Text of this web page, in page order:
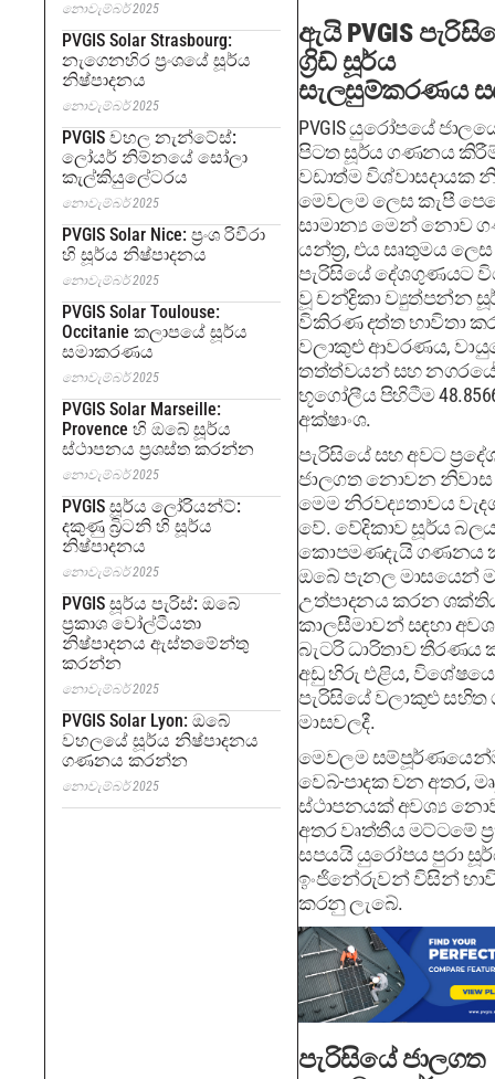
නොවැම්බර් 2025
PVGIS Solar Strasbourg:
නැගෙනහිර ප්‍රංශයේ සූර්ය
නිෂ්පාදනය
නොවැම්බර් 2025
PVGIS වහල නැන්ටේස්:
ලෝයර් නිම්නයේ සෝලා
කැල්කියුලේටරය
නොවැම්බර් 2025
PVGIS Solar Nice: ප්‍රංශ රිවීරා
හි සූර්ය නිෂ්පාදනය
නොවැම්බර් 2025
PVGIS Solar Toulouse:
Occitanie කලාපයේ සූර්ය
සමාකරණය
නොවැම්බර් 2025
PVGIS Solar Marseille:
Provence හි ඔබේ සූර්ය
ස්ථාපනය ප්‍රශස්ත කරන්න
නොවැම්බර් 2025
PVGIS සූර්ය ලෝරියන්ට්:
දකුණු බ්‍රිටනි හි සූර්ය
නිෂ්පාදනය
නොවැම්බර් 2025
PVGIS සූර්ය පැරිස්: ඔබේ
ප්‍රකාශ වෝල්ටීයතා
නිෂ්පාදනය ඇස්තමේන්තු
කරන්න
නොවැම්බර් 2025
PVGIS Solar Lyon: ඔබේ
වහලයේ සූර්ය නිෂ්පාදනය
ගණනය කරන්න
නොවැම්බර් 2025
ඇයි PVGIS
ග්‍රිඩ් සූර්ය
සැලසුම්කරණය
PVGIS යුරෝපයේ
පිටත සූර්ය ගණනය කිරීම්
වඩාත්ම විශ්වාසදායක
මෙවලම ලෙස කැපී
සාමාන්‍ය මෙන් නොව
යන්ත්‍ර, එය සෘතුමය
පැරිසියේ දේශගුණයට
වූ චන්ද්‍රිකා ව්‍යුත්පන්න
විකිරණ දත්ත භාවිතා
වලාකුළු ආවරණය,
තත්ත්වයන් සහ නගරයේ
භූගෝලීය පිහිටීම
අක්ෂාංශ.
පැරිසියේ සහ අවට
ජාලගත නොවන නිවාස
මෙම නිරවද්‍යතාවය
වේ. වේදිකාව සූර්ය
කොපමණදැයි ගණනය
ඔබේ පැනල මාසයෙන්
උත්පාදනය කරන
කාලසීමාවන් සඳහා
බැටරි ධාරිතාව තීරණය
අඩු හිරු එළිය,
පැරිසියේ වලාකුළු සහිත
මාසවලදී.
මෙවලම
වෙබ්-පාදක වන අතර,
ස්ථාපනයක් අවශ්‍ය
අතර වෘත්තීය මට්ටමේ
සපයයි යුරෝපය පුරා
ඉංජිනේරුවන් විසින්
කරනු ලැබේ.
පැරිසියේ ජාලගත